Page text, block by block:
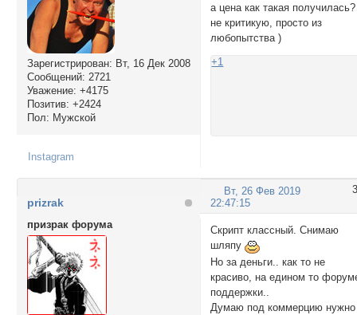
Зарегистрирован: Вт, 16 Дек 2008
Сообщений: 2721
Уважение: +4175
Позитив: +2424
Пол: Мужской
а цена как такая получилась?
не критикую, просто из
любопытства )
+1
Instagram
3
Вт, 26 Фев 2019
22:47:15
prizrak
призрак форума
Скрипт классный. Снимаю
шляпу
Но за деньги.. как то не
красиво, на едином то
поддержки..
Думаю под коммерцию нужно